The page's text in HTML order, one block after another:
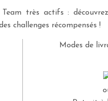
très actifs :
challenges récompensés !
Modes de